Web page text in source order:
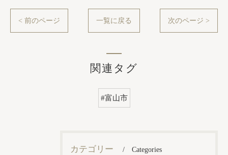
< 前のページ 一覧に戻る 次のページ >
関連タグ
#富山市
カテゴリー Categories